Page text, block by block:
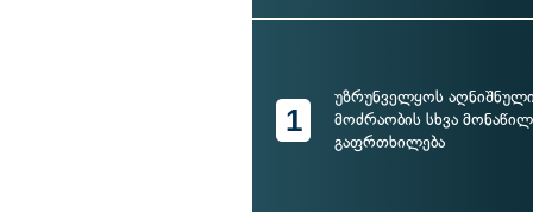
1
უზრუნველყოს
მოძრაობის სხვა
გაფრთხილება